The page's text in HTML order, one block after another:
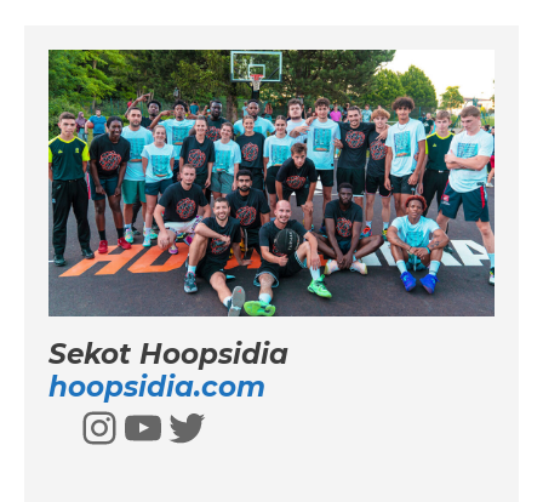
Sekot Hoopsidia
hoopsidia.com
Instagram
YouTube
Twitter